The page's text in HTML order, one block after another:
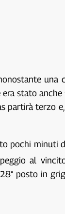
una
stato
partirà terzo
pochi minuti
al
posto in